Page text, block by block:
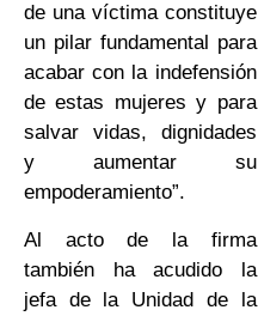
de una víctima constituye
un pilar fundamental para
acabar con la indefensión
de estas mujeres y para
salvar vidas, dignidades
y aumentar su
empoderamiento”.
Al acto de la firma
también ha acudido la
jefa de la Unidad de la